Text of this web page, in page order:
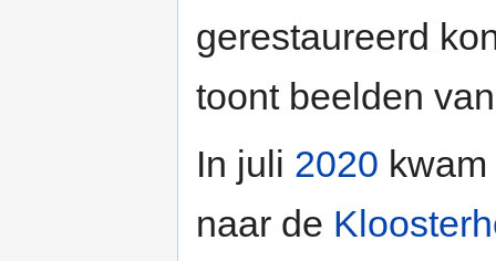
gerestaureerd
toont beelden
In juli 2020
naar de